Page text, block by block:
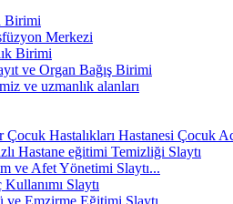
Birimi
Merkezi
Birimi
ve Organ Bağış Birimi
ve uzmanlık alanları
Çocuk Hastalıkları Hastanesi Çocuk
Hastane eğitimi Temizliği Slaytı
ve Afet Yönetimi Slaytı...
Kullanımı Slaytı
ve Emzirme Eğitimi Slaytı